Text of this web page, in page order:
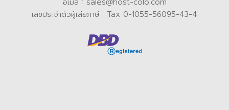
เลขประจำตัวผู้เสียภาษี : Tax 0-1055-56095-43-4